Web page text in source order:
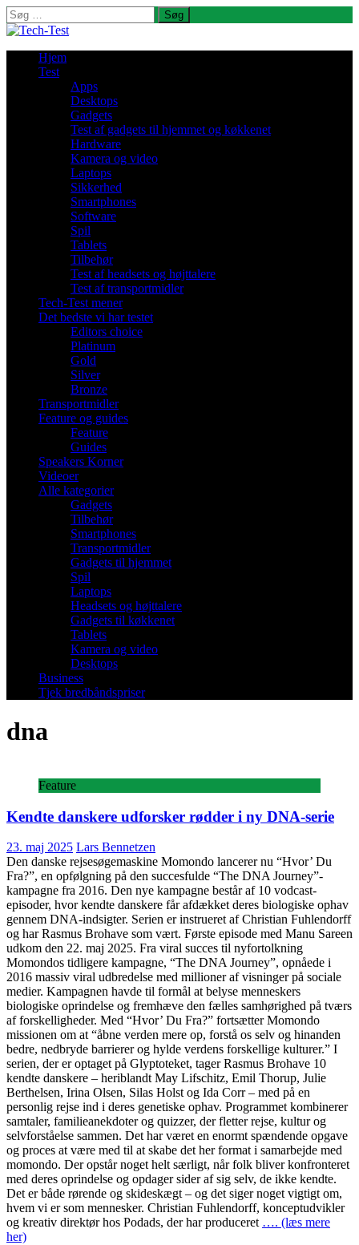
Søg
efter:
Hjem
Test
Apps
Desktops
Gadgets
Test af gadgets til hjemmet og køkkenet
Hardware
Kamera og video
Laptops
Sikkerhed
Smartphones
Software
Spil
Tablets
Tilbehør
Test af headsets og højttalere
Test af transportmidler
Tech-Test mener
Det bedste vi har testet
Editors choice
Platinum
Gold
Silver
Bronze
Transportmidler
Feature og guides
Feature
Guides
Speakers Korner
Videoer
Alle kategorier
Gadgets
Tilbehør
Smartphones
Transportmidler
Gadgets til hjemmet
Spil
Laptops
Headsets og højttalere
Gadgets til køkkenet
Tablets
Kamera og video
Desktops
Business
Tjek bredbåndspriser
dna
Feature
Kendte danskere udforsker rødder i ny DNA-serie
23. maj 2025 Lars Bennetzen
Den danske rejsesøgemaskine Momondo lancerer nu “Hvor’ Du
Fra?”, en opfølgning på den succesfulde “The DNA Journey”-
kampagne fra 2016. Den nye kampagne består af 10 vodcast-
episoder, hvor kendte danskere får afdækket deres biologiske ophav
gennem DNA-indsigter. Serien er instrueret af Christian Fuhlendorff
og har Rasmus Brohave som vært. Første episode med Manu Sareen
udkom den 22. maj 2025. Fra viral succes til nyfortolkning
Momondos tidligere kampagne, “The DNA Journey”, opnåede i
2016 massiv viral udbredelse med millioner af visninger på sociale
medier. Kampagnen havde til formål at belyse menneskers
biologiske oprindelse og fremhæve den fælles samhørighed på tværs
af forskelligheder. Med “Hvor’ Du Fra?” fortsætter Momondo
missionen om at “åbne verden mere op, forstå os selv og hinanden
bedre, nedbryde barrierer og hylde verdens forskellige kulturer.” I
serien, der er optaget på Glyptoteket, tager Rasmus Brohave 10
kendte danskere – heriblandt May Lifschitz, Emil Thorup, Julie
Berthelsen, Irina Olsen, Silas Holst og Ida Corr – med på en
personlig rejse ind i deres genetiske ophav. Programmet kombinerer
samtaler, familieanekdoter og quizzer, der fletter rejse, kultur og
selvforståelse sammen. Det har været en enormt spændende opgave
og proces at være med til at skabe det her format i samarbejde med
momondo. Der opstår noget helt særligt, når folk bliver konfronteret
med deres oprindelse og opdager sider af sig selv, de ikke kendte.
Det er både rørende og skideskægt – og det siger noget vigtigt om,
hvem vi er som mennesker. Christian Fuhlendorff, konceptudvikler
og kreativ direktør hos Podads, der har produceret …. (læs mere
her)